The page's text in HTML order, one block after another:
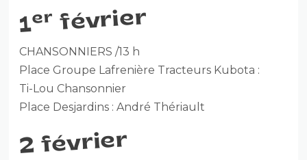
1er février
CHANSONNIERS /13 h
Place Groupe Lafrenière Tracteurs Kubota :
Ti-Lou Chansonnier
Place Desjardins : André Thériault
2 février